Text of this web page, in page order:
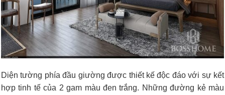
Diện tường phía đầu giường được thiết kế độc đáo với sự kết
hợp tinh tế của 2 gam màu đen trắng. Những đường kẻ màu